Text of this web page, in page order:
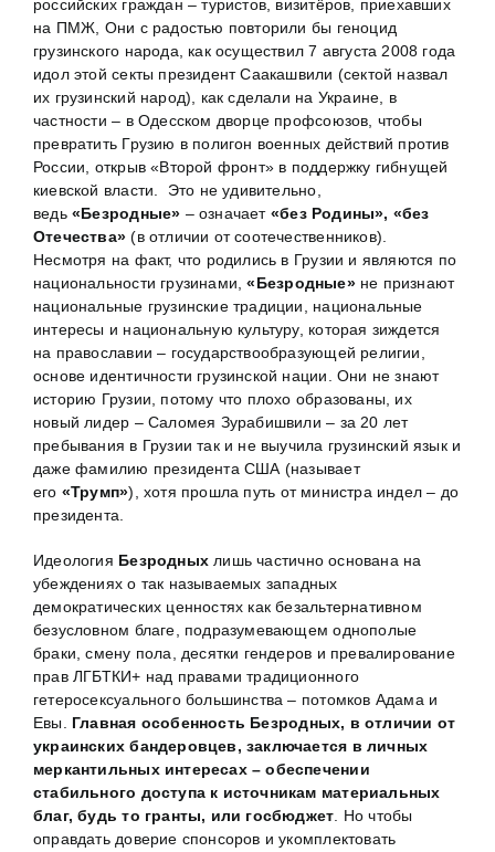
российских граждан – туристов, визитёров, приехавших
на ПМЖ, Они с радостью повторили бы геноцид
грузинского народа, как осуществил 7 августа 2008 года
идол этой секты президент Саакашвили (сектой назвал
их грузинский народ), как сделали на Украине, в
частности – в Одесском дворце профсоюзов, чтобы
превратить Грузию в полигон военных действий против
России, открыв «Второй фронт» в поддержку гибнущей
киевской власти. Это не удивительно,
ведь«Безродные» – означает«без Родины», «без
Отечества»(в отличии от соотечественников).
Несмотря на факт, что родились в Грузии и являются по
национальности грузинами,«Безродные»не признают
национальные грузинские традиции, национальные
интересы и национальную культуру, которая зиждется
на православии – государствообразующей религии,
основе идентичности грузинской нации. Они не знают
историю Грузии, потому что плохо образованы, их
новый лидер – Саломея Зурабишвили – за 20 лет
пребывания в Грузии так и не выучила грузинский язык и
даже фамилию президента США (называет
его «Трумп»), хотя прошла путь от министра индел – до
президента.
Идеология Безродныхлишь частично основана на
убеждениях о так называемых западных
демократических ценностях как безальтернативном
безусловном благе, подразумевающем однополые
браки, смену пола, десятки гендеров и превалирование
прав ЛГБТКИ+ над правами традиционного
гетеросексуального большинства – потомков Адама и
Евы. Главная особенность Безродных, в отличии от
украинских бандеровцев, заключается в личных
меркантильных интересах – обеспечении
стабильного доступа к источникам материальных
благ, будь то гранты, или госбюджет . Но чтобы
оправдать доверие спонсоров и укомплектовать